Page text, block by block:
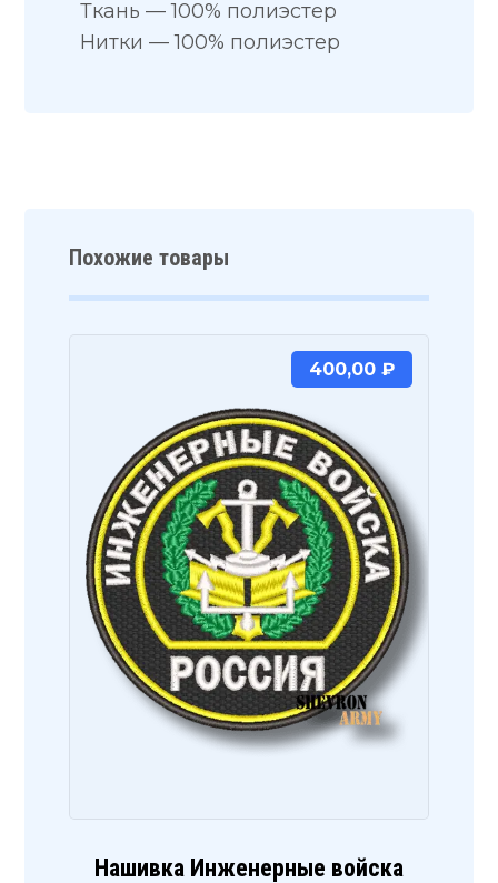
Ткань — 100% полиэстер
Нитки — 100% полиэстер
Похожие товары
Нашивка Инженерные войска
400,00 ₽